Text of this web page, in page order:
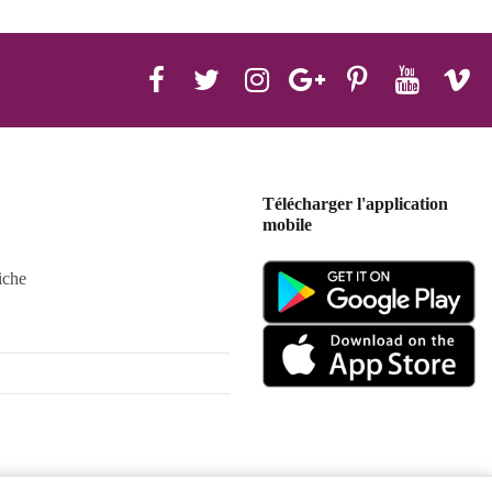
Télécharger l'application
mobile